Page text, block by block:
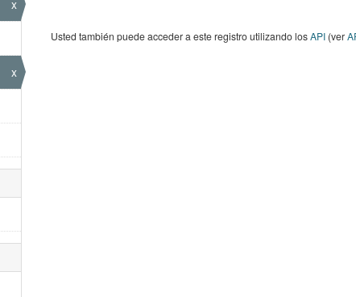
x
x
Usted también puede acceder a este registro utilizando losAPI(ver